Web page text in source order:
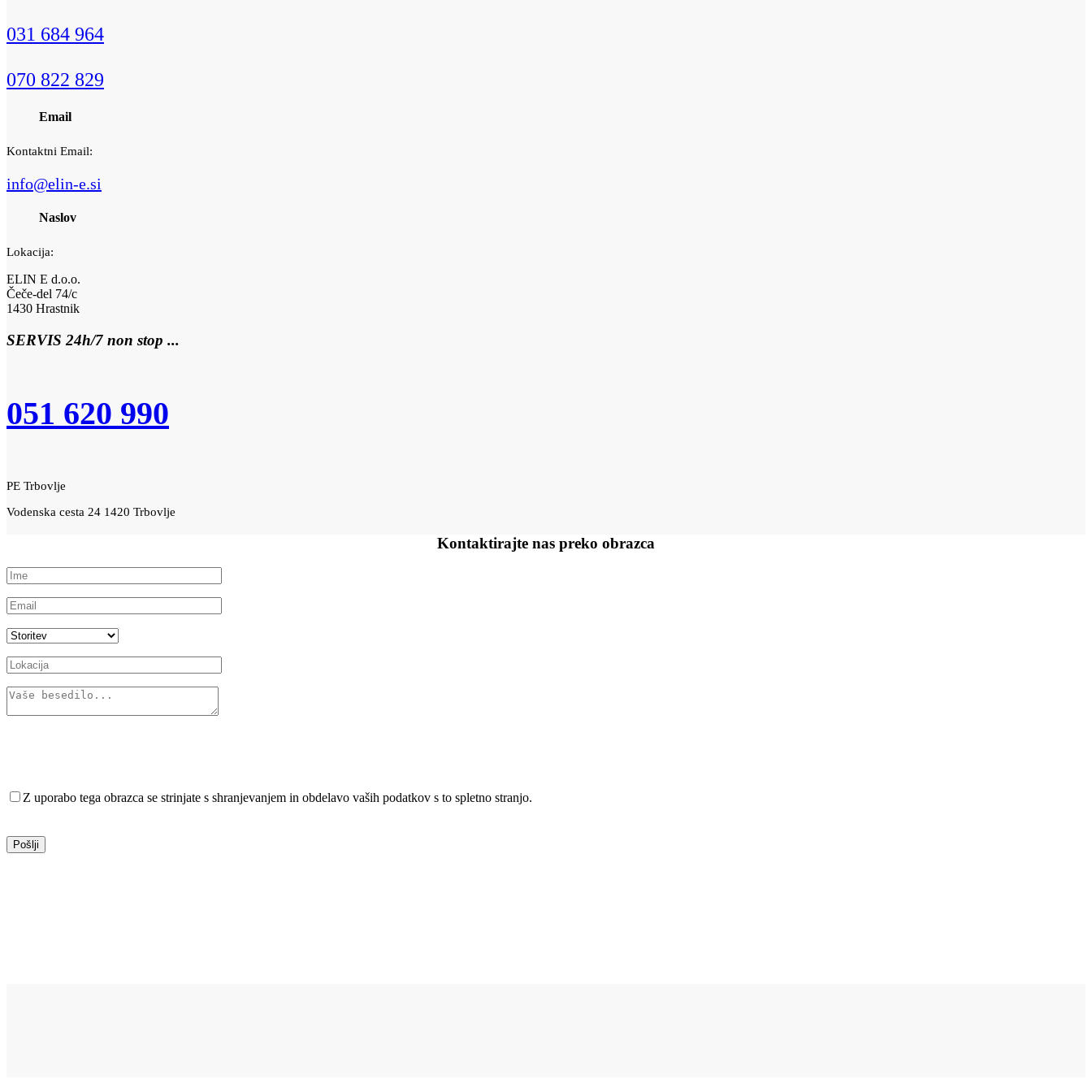
031 684 964
070 822 829
Email
Kontaktni Email:
info@elin-e.si
Naslov
Lokacija:
ELIN E d.o.o.
Čeče-del 74/c
1430 Hrastnik
SERVIS 24h/7 non stop ...
051 620 990
PE Trbovlje
Vodenska cesta 24 1420 Trbovlje
Kontaktirajte nas preko obrazca
Z uporabo tega obrazca se strinjate s shranjevanjem in obdelavo vaših podatkov s to spletno stranjo.